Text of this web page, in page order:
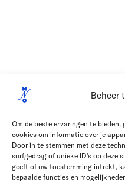
Beheer
Om de beste ervaringen te
cookies om informatie over je
Door in te stemmen met deze
surfgedrag of unieke ID's op deze
geeft of uw toestemming intrekt,
bepaalde functies en